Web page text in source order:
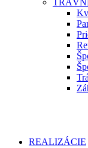
REALIZÁCIE